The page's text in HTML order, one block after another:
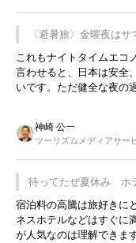
〈避暑旅〉金曜夜は
これもナイトタイムエコ
言わせると、日本は安全
いです。ただ健全な夜の
ような意味で、金曜夜に
限らず外国人にとっても
神崎 公一
ツーリズムメディアサー
待ってたぜ夏休み ホ
宿泊料の高騰は旅好きに
ネスホテルなどはすぐに
が人気なのは理解できま